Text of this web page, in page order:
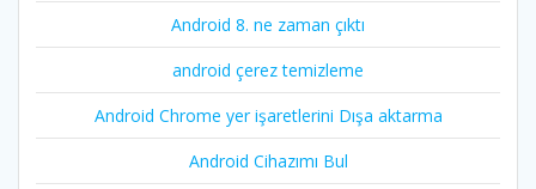
Android 8. ne zaman çıktı
android çerez temizleme
Android Chrome yer işaretlerini Dışa aktarma
Android Cihazımı Bul